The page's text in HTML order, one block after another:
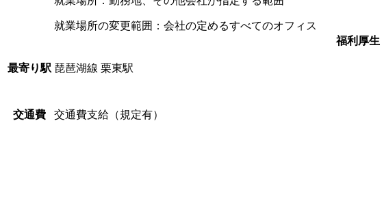
就業場所の変更範囲：会社の定めるすべてのオフィス
最寄り駅 琵琶湖線 栗東駅
交通費 交通費支給（規定有）
福利厚生